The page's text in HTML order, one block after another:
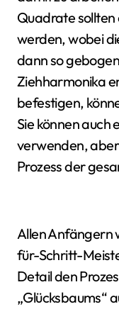
Quadrate
werden, wobei
dann so
Ziehharmonika
befestigen,
Sie können auch
verwenden,
Prozess der
Allen Anfängern
für-Schritt-
Detail den
„Glücksbaums“